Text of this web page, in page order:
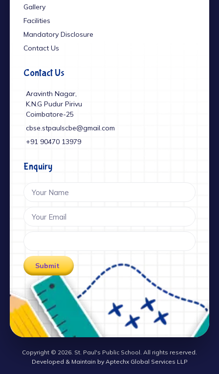
Gallery
Facilities
Mandatory Disclosure
Contact Us
Contact Us
Aravinth Nagar,
K.N.G Pudur Pirivu
Coimbatore-25
cbse.stpaulscbe@gmail.com
+91 ‎90470 13979
Enquiry
Submit
Copyright © 2026. St. Paul's Public School. All rights reserved.
Developed & Maintain by Aptechx Global Services LLP